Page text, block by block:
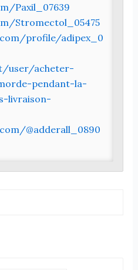
Paxil_07639
Stromectol_05475
profile/adipex_0
user/acheter-
pendant-la-
livraison-
@adderall_0890